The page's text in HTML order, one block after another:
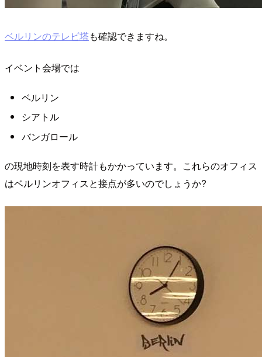
ベルリンのテレビ塔も確認できますね。
イベント会場では
ベルリン
シアトル
バンガロール
の現地時刻を表す時計もかかっています。これらのオフィス
はベルリンオフィスと接点が多いのでしょうか?